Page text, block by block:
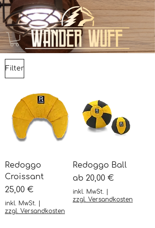
Filter
Redoggo
Croissant
Preis
25,00 €
inkl. MwSt.
zzgl. Versandkosten
Redoggo Ball
ab 20,00 €
Sale-Preis
inkl. MwSt.
zzgl. Versandkosten